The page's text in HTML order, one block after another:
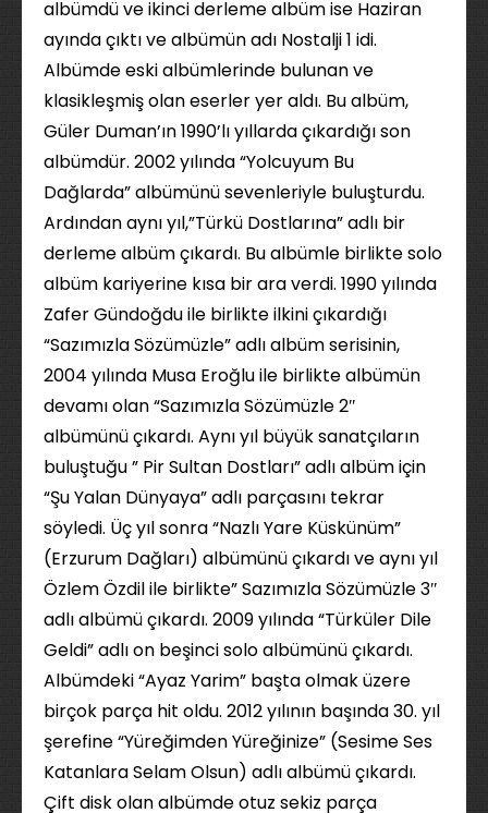
albümdü ve ikinci derleme albüm ise Haziran
ayında çıktı ve albümün adı Nostalji 1 idi.
Albümde eski albümlerinde bulunan ve
klasikleşmiş olan eserler yer aldı. Bu albüm,
Güler Duman’ın 1990’lı yıllarda çıkardığı son
albümdür. 2002 yılında “Yolcuyum Bu
Dağlarda” albümünü sevenleriyle buluşturdu.
Ardından aynı yıl,”Türkü Dostlarına” adlı bir
derleme albüm çıkardı. Bu albümle birlikte solo
albüm kariyerine kısa bir ara verdi. 1990 yılında
Zafer Gündoğdu ile birlikte ilkini çıkardığı
“Sazımızla Sözümüzle” adlı albüm serisinin,
2004 yılında Musa Eroğlu ile birlikte albümün
devamı olan “Sazımızla Sözümüzle 2″
albümünü çıkardı. Aynı yıl büyük sanatçıların
buluştuğu ” Pir Sultan Dostları” adlı albüm için
“Şu Yalan Dünyaya” adlı parçasını tekrar
söyledi. Üç yıl sonra “Nazlı Yare Küskünüm”
(Erzurum Dağları) albümünü çıkardı ve aynı yıl
Özlem Özdil ile birlikte” Sazımızla Sözümüzle 3″
adlı albümü çıkardı. 2009 yılında “Türküler Dile
Geldi” adlı on beşinci solo albümünü çıkardı.
Albümdeki “Ayaz Yarim” başta olmak üzere
birçok parça hit oldu. 2012 yılının başında 30. yıl
şerefine “Yüreğimden Yüreğinize” (Sesime Ses
Katanlara Selam Olsun) adlı albümü çıkardı.
Çift disk olan albümde otuz sekiz parça